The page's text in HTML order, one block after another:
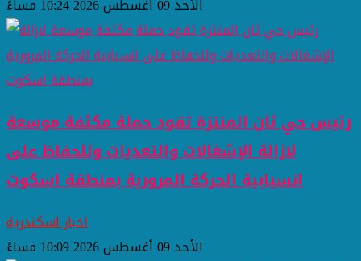
الأحد 09 أغسطس 2026 10:24 مساءً
رئيس حي ثان المنتزة تقود حملة مكثفة موسعة
لازالة الإشغالات والتعديات وللحفاظ على
انسيابية الحركة المرورية بمنطقة اسكوت
اخبار اسكندرية
الأحد 09 أغسطس 2026 10:09 مساءً